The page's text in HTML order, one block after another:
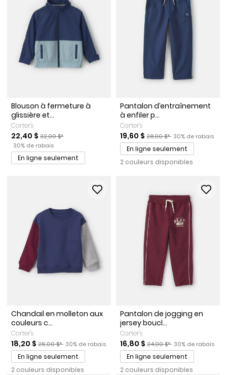
Blouson à fermeture à
glissière et...
Carter's
Prix de solde
22,40 $ Prix ​​de détail suggéré par le fabricant
32,00 $*
Pourcentage de rabais
30% de rabais
En ligne seulement
Pantalon d’entraînement
à enfiler p...
Carter's
Prix de solde
19,60 $ Prix ​​de détail suggéré par
28,00 $* Pourcentage de
30% de rabais
En ligne seulement
2 couleurs disponibles
Chandail en molleton aux
couleurs c...
Carter's
Prix de solde
18,20 $ Prix ​​de détail suggéré par le fabricant
26,00 $* Pourcentage de rabais
30% de rabais
En ligne seulement
2 couleurs disponibles
Pantalon de jogging en
jersey boucl...
Carter's
Prix de solde
16,80 $ Prix ​​de détail suggéré par
24,00 $* Pourcentage de
30% de rabais
En ligne seulement
2 couleurs disponibles